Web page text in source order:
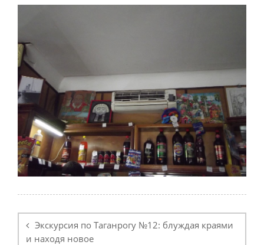
Навигация
по
записям
Экскурсия по Таганрогу №12: блуждая краями
и находя новое